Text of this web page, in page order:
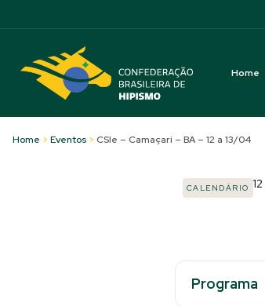
Home
Home > Eventos > CSIe – Camaçari – BA – 12 a 13/04
CALENDÁRIO 12
Programa